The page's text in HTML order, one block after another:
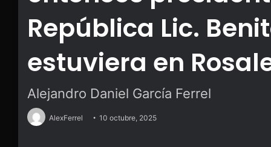
República Lic.
estuviera en
Alejandro Daniel García Ferrel
AlexFerrel 10 octubre, 2025